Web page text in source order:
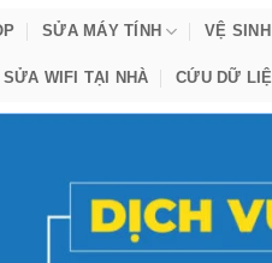
SỬA MÁY TÍNH VỆ
SỬA WIFI TẠI NHÀ CỨU DỮ